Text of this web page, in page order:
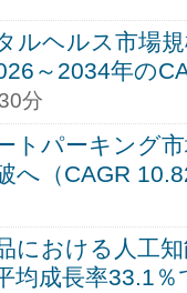
ルヘルス市場
～2034年の
分
トパーキング
へ（CAGR
における人工
均成長率33.1％